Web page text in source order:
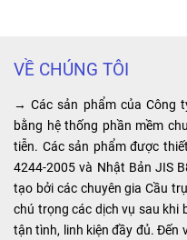
công trình,
nhà máy,
nhà
sản xuất,
…
các đoạn ray
khớp nối ray
điện cầu trục
3P giúp đảm
bảo sự liên kết
chắc chắn và
ổn định giữa
các đoạn ray,
VỀ CHÚNG TÔI
→ Các sản phẩm của Công
bằng hệ thống phần mềm
tiễn. Các sản phẩm được
4244-2005 và Nhật Bản JIS
tạo bởi các chuyên gia Cầu
chú trọng các dịch vụ sau khi
tận tình, linh kiện đầy đủ. Đến